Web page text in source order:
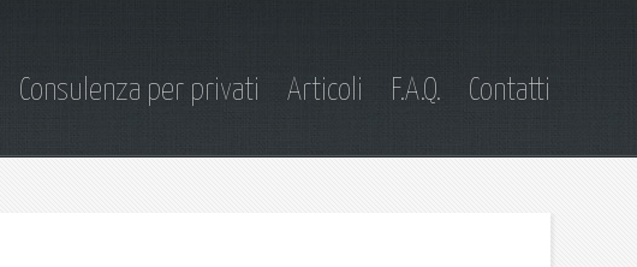
Consulenza per privati Articoli F.A.Q. Contatti